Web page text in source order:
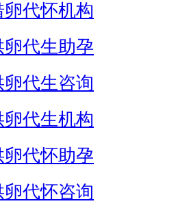
代怀机构
卵代生助孕
代生咨询
代生机构
卵代怀助孕
代怀咨询